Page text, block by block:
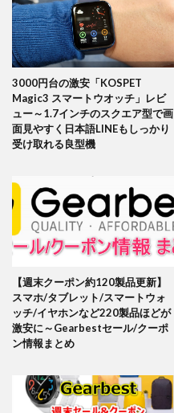
3000円台の激安「KOSPET
Magic3 スマートウオッチ」レビ
ュー～1.7インチのスクエア型で画
面見やすく日本語LINEもしっかり
受け取れる良型機
【週末クーポン約120製品更新】
スマホ/タブレット/スマートウォ
ッチ/イヤホンなど220製品ほどが
激安に～Gearbestセール/クーポ
ン情報まとめ